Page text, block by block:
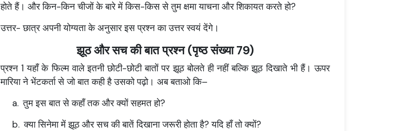
होते हैं। और किन-किन चीजों के बारे में किस-किस से तुम क्षमा याचना और शिकायत करते हो?
उत्तर- छात्र अपनी योग्यता के अनुसार इस प्रश्न का उत्तर स्वयं देंगे।
झूठ और सच की बात प्रश्न (पृष्ठ संख्या 79)
प्रश्न 1 यहाँ के फिल्म वाले इतनी छोटी-छोटी बातों पर झूठ बोलते ही नहीं बल्कि झूठ दिखाते भी हैं। ऊपर
मारिया ने भेंटकर्ता से जो बात कही है उसको पढ़ो। अब बताओ कि–
a. तुम इस बात से कहाँ तक और क्यों सहमत हो?
b. क्या सिनेमा में झूठ और सच की बातें दिखाना जरूरी होता है? यदि हाँ तो क्यों?